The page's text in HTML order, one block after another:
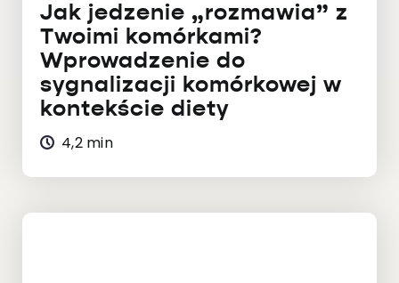
Jak jedzenie „rozmawia” z
Twoimi komórkami?
Wprowadzenie do
sygnalizacji komórkowej w
kontekście diety
4,2 min